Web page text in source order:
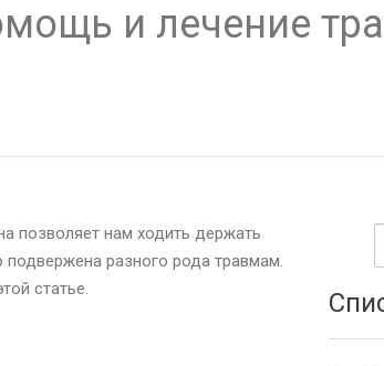
и лечение
позволяет нам ходить держать
разного рода травмам.
статье.